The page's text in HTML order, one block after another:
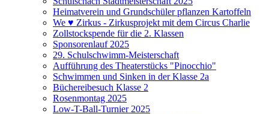
Heimatverein und Grundschüler pflanzen Kartoffeln
We ♥ Zirkus - Zirkusprojekt mit dem Circus Charlie
Zollstockspende für die 2. Klassen
Sponsorenlauf 2025
29. Schulschwimm-Meisterschaft
Aufführung des Theaterstücks "Pinocchio"
Schwimmen und Sinken in der Klasse 2a
Büchereibesuch Klasse 2
Rosenmontag 2025
Low-T-Ball-Turnier 2025